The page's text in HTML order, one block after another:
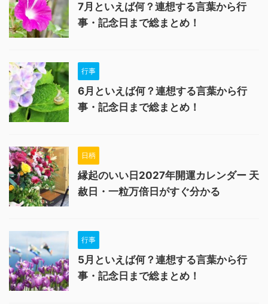
7月といえば何？連想する言葉から行
事・記念日まで総まとめ！
行事
6月といえば何？連想する言葉から行
事・記念日まで総まとめ！
日柄
縁起のいい日2027年開運カレンダー 天
赦日・一粒万倍日がすぐ分かる
行事
5月といえば何？連想する言葉から行
事・記念日まで総まとめ！